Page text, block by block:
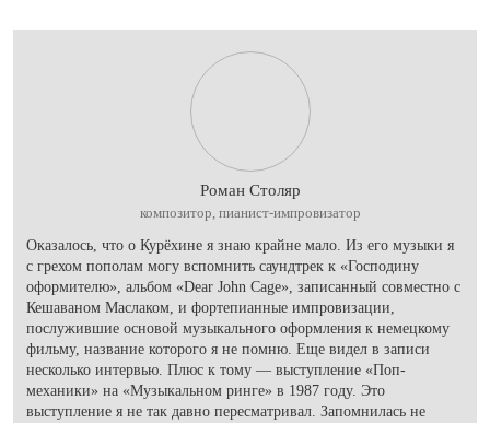
Роман Столяр
композитор, пианист-импровизатор
Оказалось, что о Курёхине я знаю крайне мало. Из его музыки я
с грехом пополам могу вспомнить саундтрек к «Господину
оформителю», альбом «Dear John Cage», записанный совместно с
Кешаваном Маслаком, и фортепианные импровизации,
послужившие основой музыкального оформления к немецкому
фильму, название которого я не помню. Еще видел в записи
несколько интервью. Плюс к тому — выступление «Поп-
механики» на «Музыкальном ринге» в 1987 году. Это
выступление я не так давно пересматривал. Запомнилась не